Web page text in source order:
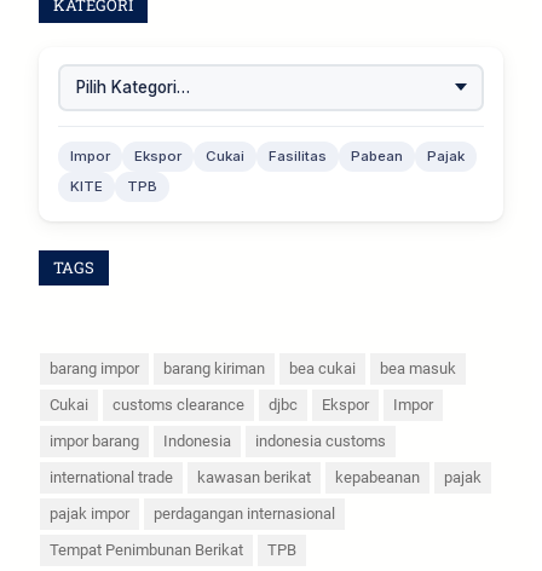
KATEGORI
Impor Ekspor Cukai Fasilitas Pabean
Pajak
KITE
TPB
TAGS
barang impor barang kiriman bea cukai
bea masuk
Cukai
customs clearance djbc Ekspor
Impor
impor barang
Indonesia
indonesia customs
international trade
kawasan berikat kepabeanan
pajak
pajak impor
perdagangan internasional
Tempat Penimbunan Berikat
TPB